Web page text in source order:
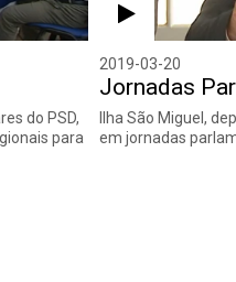
do PSD,
para
2019-03-20
Jornadas
Ilha São Miguel,
em jornadas